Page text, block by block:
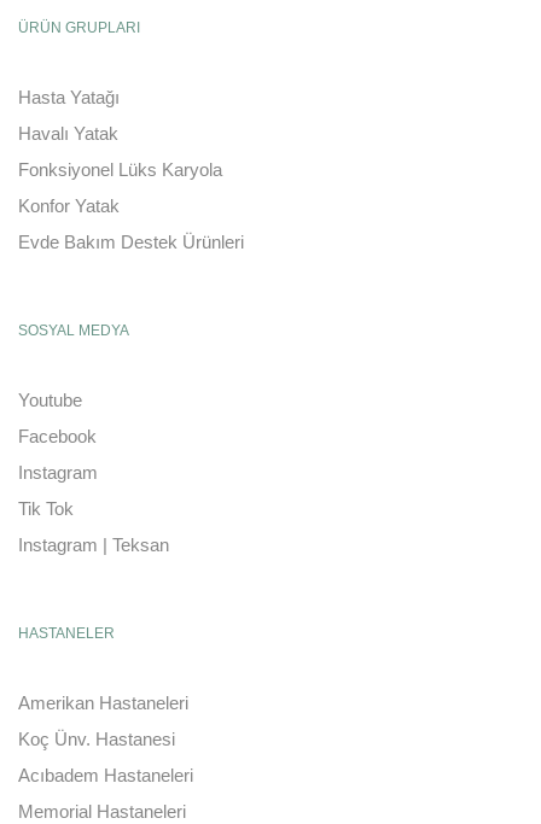
ÜRÜN GRUPLARI
Hasta Yatağı
Havalı Yatak
Fonksiyonel Lüks Karyola
Konfor Yatak
Evde Bakım Destek Ürünleri
SOSYAL MEDYA
Youtube
Facebook
Instagram
Tik Tok
Instagram | Teksan
HASTANELER
Amerikan Hastaneleri
Koç Ünv. Hastanesi
Acıbadem Hastaneleri
Memorial Hastaneleri